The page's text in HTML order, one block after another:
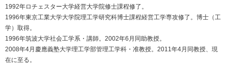
1992年ロチェスター大学経営大学院修士課程修了。
1996年東京工業大学大学院理工学研究科博士課程経営工学専攻修了。博士（工
学）取得。
1996年筑波大学社会工学系・講師。2002年6月同助教授。
2008年4月慶應義塾大学理工学部管理工学科・准教授。2011年4月同教授、現
在に至る。